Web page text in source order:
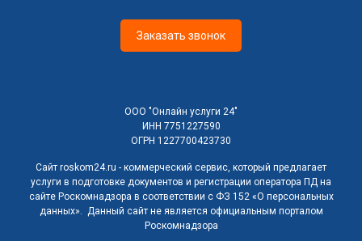
Заказать звонок
ООО "Онлайн услуги 24"
ИНН 7751227590
ОГРН 1227700423730
Сайт roskom24.ru - коммерческий сервис, который предлагает
услуги в подготовке документов и регистрации оператора ПД на
сайте Роскомнадзора в соответствии с ФЗ 152 «О персональных
данных». Данный сайт не является официальным порталом
Роскомнадзора